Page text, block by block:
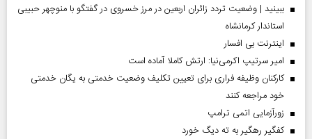
ببینید | وضعیت تردد زائران اربعین در مرز خسروی در گفتگو با منوچهر حبیبی
استاندار کرمانشاه
اینترنت بی افسار
امیر سرتیپ اکرمی‌نیا: ارتش کاملا آماده است
کارکنان وظیفه فراری برای تعیین تکلیف وضعیت خدمتی به یگان خدمتی
خود مراجعه کنند
زورآزمایی اتمی ترامپ
کفگیر رهگیر به ته دیگ خورد